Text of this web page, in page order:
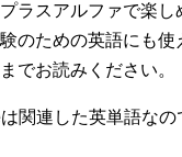
ラスアルファで楽し
のための英語にも使
でお読みください。
関連した英単語なの